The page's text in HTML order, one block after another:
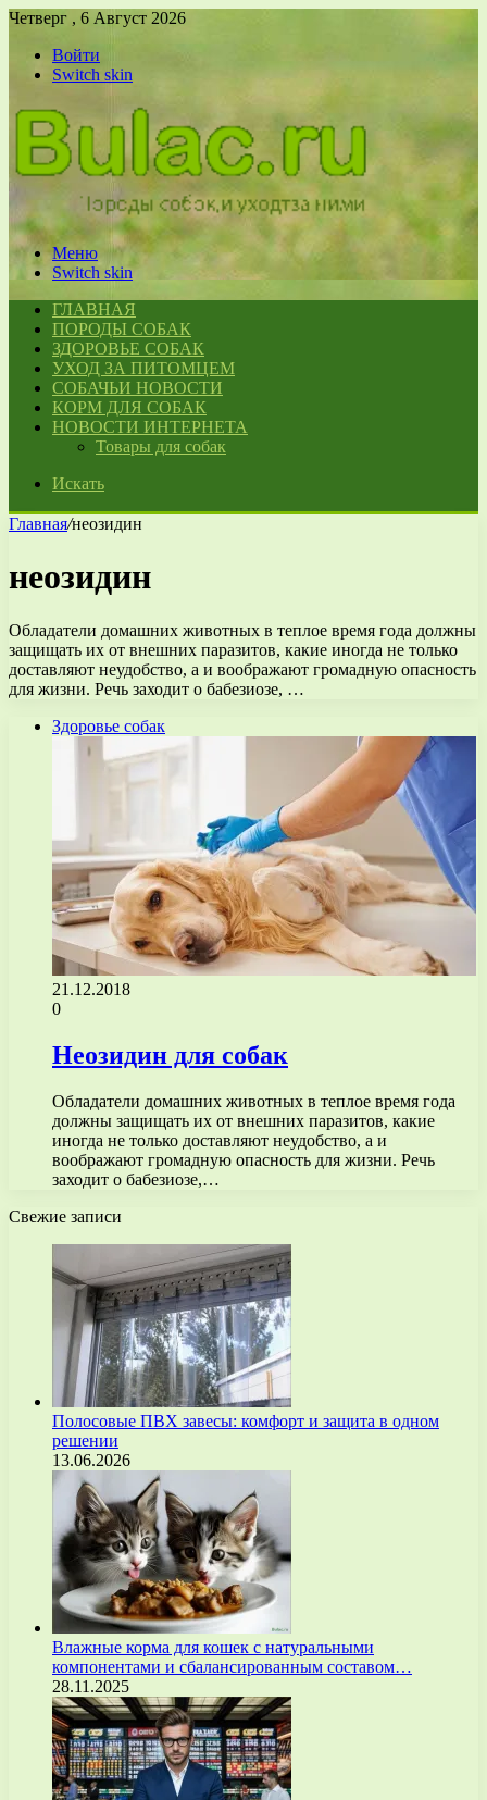
Четверг , 6 Август 2026
Войти
Switch skin
Меню
Switch skin
ГЛАВНАЯ
ПОРОДЫ СОБАК
ЗДОРОВЬЕ СОБАК
УХОД ЗА ПИТОМЦЕМ
СОБАЧЬИ НОВОСТИ
КОРМ ДЛЯ СОБАК
НОВОСТИ ИНТЕРНЕТА
Товары для собак
Искать
Главная/неозидин
неозидин
Обладатели домашних животных в теплое время года должны
защищать их от внешних паразитов, какие иногда не только
доставляют неудобство, а и воображают громадную опасность
для жизни. Речь заходит о бабезиозе, …
Здоровье собак
21.12.2018
0
Неозидин для собак
Обладатели домашних животных в теплое время года
должны защищать их от внешних паразитов, какие
иногда не только доставляют неудобство, а и
воображают громадную опасность для жизни. Речь
заходит о бабезиозе,…
Свежие записи
Полосовые ПВХ завесы: комфорт и защита в одном
решении
13.06.2026
Влажные корма для кошек с натуральными
компонентами и сбалансированным составом…
28.11.2025